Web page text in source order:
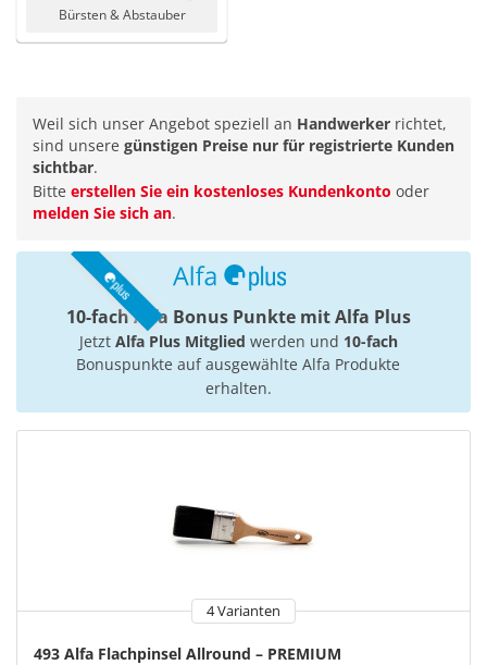
Bürsten & Abstauber
Weil sich unser Angebot speziell an Handwerker richtet,
sind unsere günstigen Preise nur für registrierte Kunden
sichtbar.
Bitte erstellen Sie ein kostenloses Kundenkonto oder
melden Sie sich an.
10-fach Alfa Bonus Punkte mit Alfa Plus
Jetzt Alfa Plus Mitglied werden und 10-fach
Bonuspunkte auf ausgewählte Alfa Produkte
erhalten.
4 Varianten
493 Alfa Flachpinsel Allround – PREMIUM